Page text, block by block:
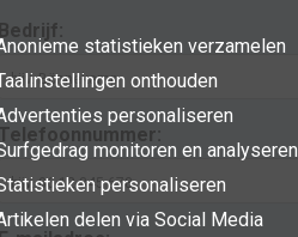
Bedrijf:
Telefoonnummer:
statistieken verzamelen
onthouden
personaliseren
monitoren en analyseren
personaliseren
delen via Social Media